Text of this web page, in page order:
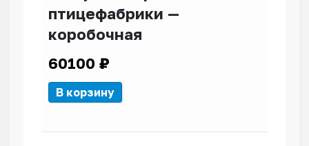
птицефабрики —
коробочная
60100 ₽
В корзину